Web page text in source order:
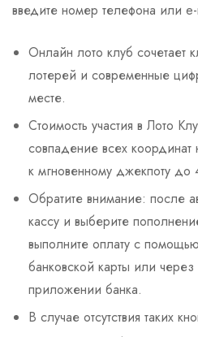
введите номер телефона или
Онлайн лото клуб сочетает
лотерей и современные
месте.
Стоимость участия в Лото
совпадение всех
к мгновенному джекпоту до
Обратите внимание: после
кассу и выберите
выполните оплату с
банковской карты или
приложении банка.
В случае отсутствия таких